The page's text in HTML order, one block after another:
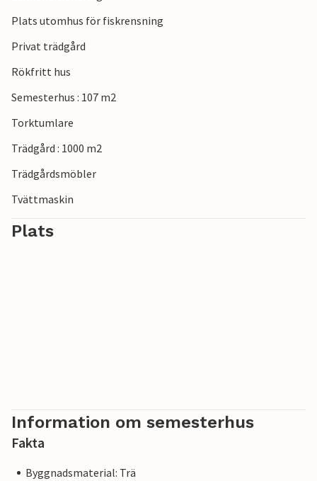
Plats utomhus för fiskrensning
Privat trädgård
Rökfritt hus
Semesterhus : 107 m2
Torktumlare
Trädgård : 1000 m2
Trädgårdsmöbler
Tvättmaskin
Plats
Information om semesterhus
Fakta
Byggnadsmaterial: Trä